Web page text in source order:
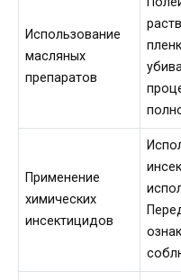
Использование
масляных
препаратов
Применение
химических
инсектицидов